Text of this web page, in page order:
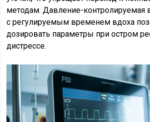
методам. Давление-контролируемая
с регулируемым временем вдоха
дозировать параметры при остром
дистрессе.